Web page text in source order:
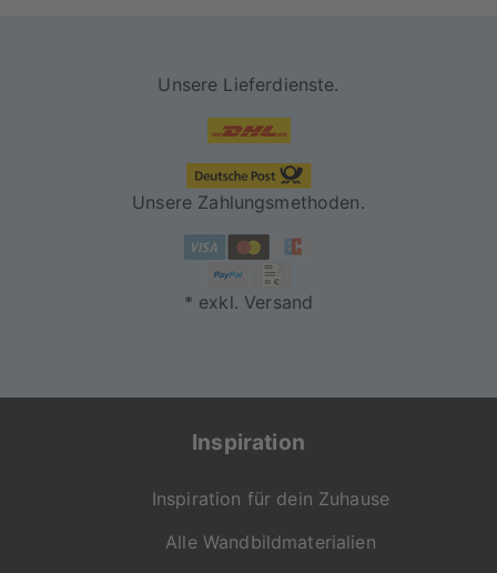
Unsere Lieferdienste.
Unsere Zahlungsmethoden.
* exkl. Versand
Inspiration
Inspiration für dein Zuhause
Alle Wandbildmaterialien